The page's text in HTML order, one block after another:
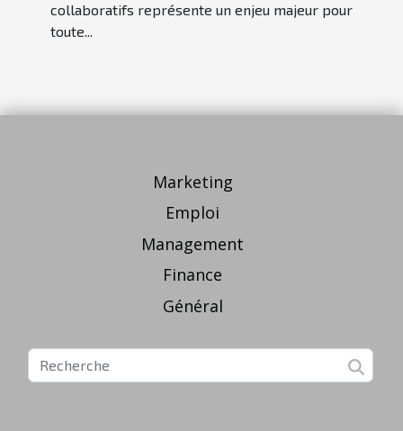
collaboratifs représente un enjeu majeur pour
toute...
Marketing
Emploi
Management
Finance
Général